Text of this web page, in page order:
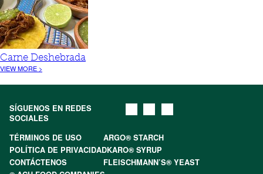
Carne Deshebrada
VIEW MORE >
SÍGUENOS EN REDES
SOCIALES
TÉRMINOS DE USO
ARGO® STARCH
POLÍTICA DE PRIVACIDADKARO® SYRUP
CONTÁCTENOS
FLEISCHMANN’S® YEAST